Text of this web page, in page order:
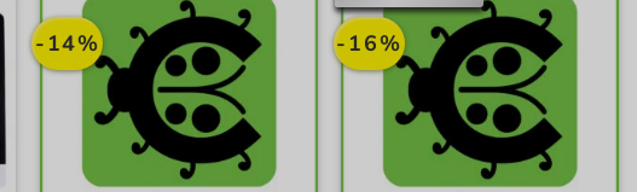
-14% -16%